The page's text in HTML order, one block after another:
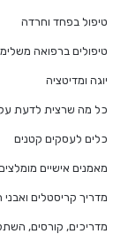
טיפול בפחד וחרדה
טיפולים ברפואה
יוגה ומדיטציה
כל מה שרצית לדעת
כלים לעסקים קטנים
מאמנים אישיים
מדריך קריסטלים ואבני
מדריכים, קורסים,